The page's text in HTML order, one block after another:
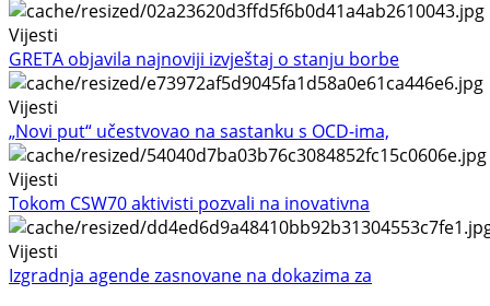
Vijesti
GRETA objavila najnoviji izvještaj o stanju borbe
Vijesti
„Novi put“ učestvovao na sastanku s OCD-ima,
Vijesti
Tokom CSW70 aktivisti pozvali na inovativna
Vijesti
Izgradnja agende zasnovane na dokazima za